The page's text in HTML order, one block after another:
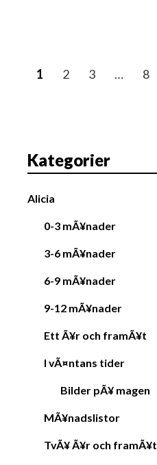
g
n
1 2 3 … 8
Kategorier
Alicia
0-3 mÃ¥nader
3-6 mÃ¥nader
6-9 mÃ¥nader
9-12 mÃ¥nader
Ett Ã¥r och framÃ¥t
I vÃ¤ntans tider
Bilder pÃ¥ magen
MÃ¥nadslistor
TvÃ¥ Ã¥r och framÃ¥t